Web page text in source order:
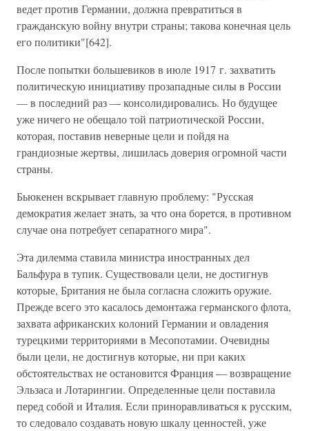
ведет против Германии, должна превратиться в
гражданскую войну внутри страны; такова конечная цель
его политики"[642].
После попытки большевиков в июле 1917 г. захватить
политическую инициативу прозападные силы в России
— в последний раз — консолидировались. Но будущее
уже ничего не обещало той патриотической России,
которая, поставив неверные цели и пойдя на
грандиозные жертвы, лишилась доверия огромной части
страны.
Бьюкенен вскрывает главную проблему: "Русская
демократия желает знать, за что она борется, в противном
случае она потребует сепаратного мира".
Эта дилемма ставила министра иностранных дел
Бальфура в тупик. Существовали цели, не достигнув
которые, Британия не была согласна сложить оружие.
Прежде всего это касалось демонтажа германского флота,
захвата африканских колоний Германии и овладения
турецкими территориями в Месопотамии. Очевидны
были цели, не достигнув которые, ни при каких
обстоятельствах не остановится Франция — возвращение
Эльзаса и Лотарингии. Определенные цели поставила
перед собой и Италия. Если приноравливаться к русским,
то следовало создавать новую шкалу ценностей, уже